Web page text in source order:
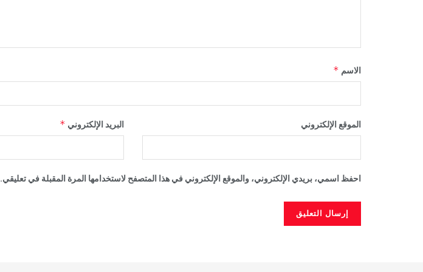
الاسم *
البريد الإلكتروني * الموقع الإلكتروني
احفظ اسمي، بريدي الإلكتروني، والموقع الإلكتروني في هذا المتصفح لاستخدامها المرة المقبلة في تعليقي.